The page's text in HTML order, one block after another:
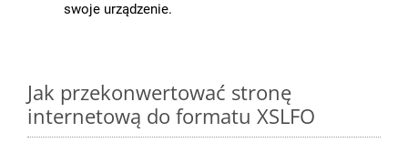
swoje urządzenie.
Jak przekonwertować stronę
internetową do formatu XSLFO